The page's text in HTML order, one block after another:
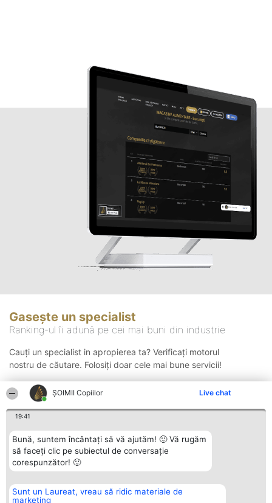
ȘOIMII Copiilor Live chat
19:41
Bună, suntem încântați să vă ajutăm! 🙂 Vă rugăm
să faceți clic pe subiectul de conversație
corespunzător! 🙂
Sunt un Laureat, vreau să ridic materiale de
marketing
Gasește un specialist
Ranking-ul îi adună pe cei mai buni din industrie
Cauți un specialist in apropierea ta? Verificați motorul
nostru de căutare. Folosiți doar cele mai bune servicii!
Organizator Ranking
BRIGHT SOLUTIONS BR SRL
Plebiscyt Contact